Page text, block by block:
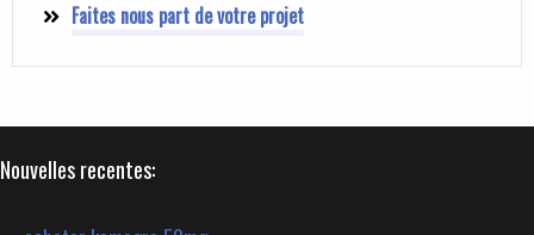
Faites nous part de votre projet
Nouvelles recentes: